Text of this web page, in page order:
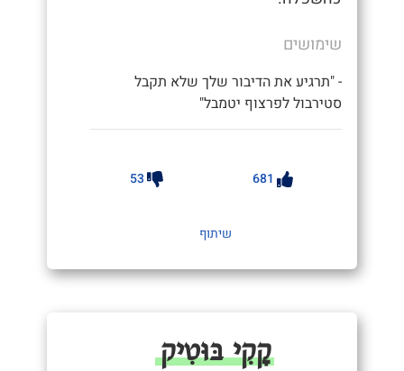
שימושים
- "תרגיע את הדיבור שלך שלא תקבל
סטירבול לפרצוף יטמבל"
681
53
שיתוף
קָקִי בּוּטִיק